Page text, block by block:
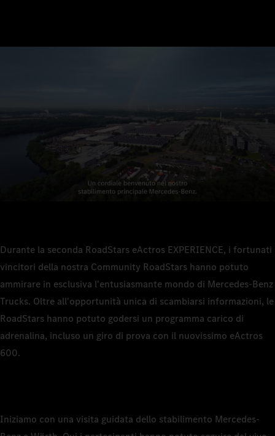
Durante la seconda RoadStars eActros EXPERIENCE, i fortunati
vincitori della nostra Community RoadStars hanno potuto
ammirare in esclusiva l'entusiasmante mondo di Mercedes-Benz
Trucks. Oltre all'opportunità unica di scambiarsi informazioni, le
RoadStars hanno potuto godersi un programma carico di
adrenalina, incluso un giro di prova con il nuovissimo eActros
600.
Iniziamo con una visita guidata dello stabilimento Mercedes-